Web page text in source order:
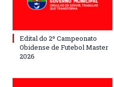
Edital do 2º Campeonato
Obidense de Futebol Master
2026